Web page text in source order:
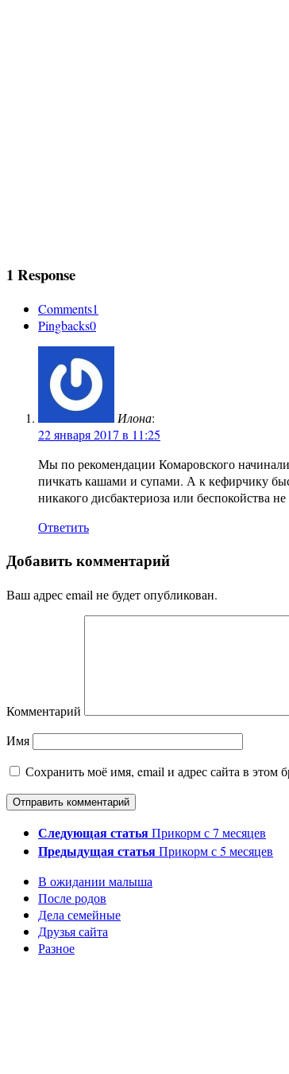
1 Response
Comments1
Pingbacks0
Илона:
22 января 2017 в 11:25
Мы по рекомендации Комаровского
пичкать кашами и супами. А к кефирчику
никакого дисбактериоза или беспокойства
Ответить
Добавить комментарий
Ваш адрес email не будет опубликован.
Комментарий
Имя
Сохранить моё имя, email и адрес сайта в этом
Следующая статьяПрикорм с 7 месяцев
Предыдущая статьяПрикорм с 5 месяцев
В ожидании малыша
После родов
Дела семейные
Друзья сайта
Разное